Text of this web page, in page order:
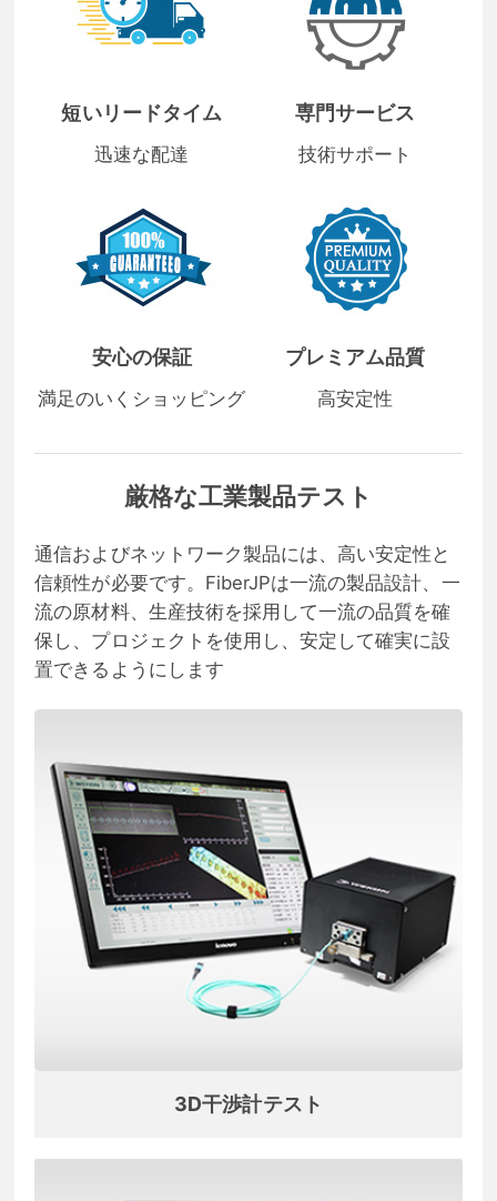
短いリードタイム
迅速な配達
専門サービス
技術サポート
安心の保証
満足のいくショッピング
プレミアム品質
高安定性
厳格な工業製品テスト
通信およびネットワーク製品には、高い安定性と
信頼性が必要です。FiberJPは一流の製品設計、一
流の原材料、生産技術を採用して一流の品質を確
保し、プロジェクトを使用し、安定して確実に設
置できるようにします
3D干渉計テスト